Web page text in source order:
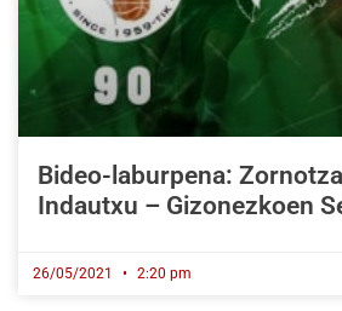
Bideo-laburpena:
Indautxu – Gizonezkoen
26/05/2021 2:20 pm